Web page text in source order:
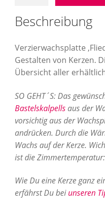
Menge
Beschreibung
Verzierwachsplatte
Gestalten von Kerzen.
Übersicht aller
SO GEHT´S: Das
Bastelskalpellsaus der
vorsichtig aus der
andrücken. Durch die
Wachs auf der Kerze.
ist die
Wie Du eine Kerze ganz
erfährst Du bei unseren